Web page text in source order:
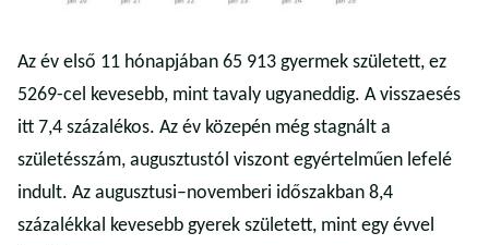
Az év első 11 hónapjában 65 913 gyermek született, ez
5269-cel kevesebb, mint tavaly ugyaneddig. A visszaesés
itt 7,4 százalékos. Az év közepén még stagnált a
születésszám, augusztustól viszont egyértelműen lefelé
indult. Az augusztusi–novemberi időszakban 8,4
százalékkal kevesebb gyerek született, mint egy évvel